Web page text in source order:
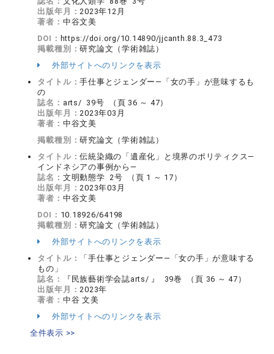
出版年月： 2023年12月
著者： 中谷文美
DOI： https://doi.org/10.14890/jjcanth.88.3_473
掲載種別：研究論文（学術雑誌）
外部サイトへのリンクを表示
タイトル：手仕事とジェンダー―「女の手」が意味するも
の
誌名： arts/ 39号 （頁 36 ～ 47）
出版年月： 2023年03月
著者： 中谷文美
掲載種別：研究論文（学術雑誌）
タイトル：伝統染織の「遺産化」と境界のポリティクス―
インドネシアの事例から―
誌名： 文明動態学 2号 （頁 1 ～ 17）
出版年月： 2023年03月
著者： 中谷文美
DOI： 10.18926/64198
掲載種別：研究論文（学術雑誌）
外部サイトへのリンクを表示
タイトル：
「手仕事とジェンダー―「女の手」が意味する
もの」
誌名：
『民族藝術学会誌arts/ 』 39巻 （頁 36 ～ 47）
出版年月： 2023年
著者： 中谷 文美
外部サイトへのリンクを表示
全件表示 >>